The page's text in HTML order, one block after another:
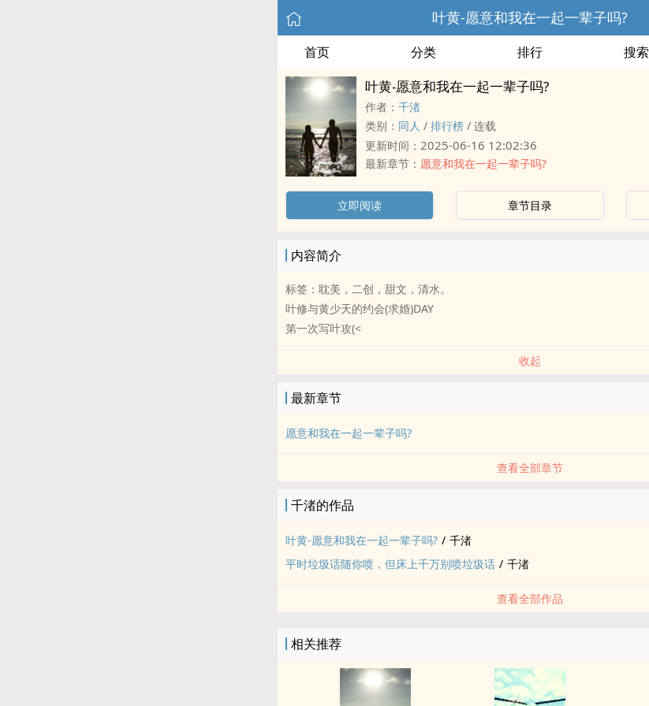
叶黄-愿意和我在一起一辈子吗?
首页 分类 排行 搜索
叶黄-愿意和我在一起一辈子吗?
作者： 千渚
类别： ‎同‌‍‍人‍‎ / 排行榜 / 连载
更新时间： 2025-06-16 12:02:36
最新章节： 愿意和我在一起一辈子吗?
立即阅读 章节目录
内容简介
标签：‎‌耽‍‌‌美‍‎‎，二创，甜文，清水。
叶修与黄少天的约会(求婚)DAY
第一次写叶攻(<
收起
最新章节
愿意和我在一起一辈子吗?
查看全部章节
千渚的作品
叶黄-愿意和我在一起一辈子吗? / 千渚
平时垃圾话随你喷，但床上千万别喷垃圾话 / 千渚
查看全部作品
相关推荐